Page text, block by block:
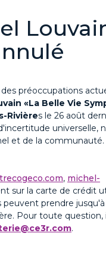
des préoccupations
«La Belle Vie
Rivières le 26 août
universelle,
et de la communauté.
, michel-
sur la carte de crédit
prendre
Pour toute
.